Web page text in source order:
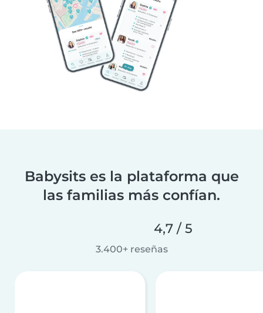
Babysits es la plataforma que
las familias más confían.
4,7 / 5
3.400+ reseñas